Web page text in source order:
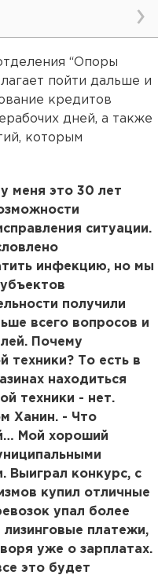
“Опоры
пойти дальше и
кредитов
дней, а также
которым
меня это 30 лет
ситуации.
инфекцию, но мы
получили
всего вопроcов и
Почему
техники? То есть в
находиться
техники - нет.
Ханин. - Что
Мой хороший
Выиграл конкурс, с
купил отличные
упал более
лизинговые платежи,
уже о зарплатах.
это будет